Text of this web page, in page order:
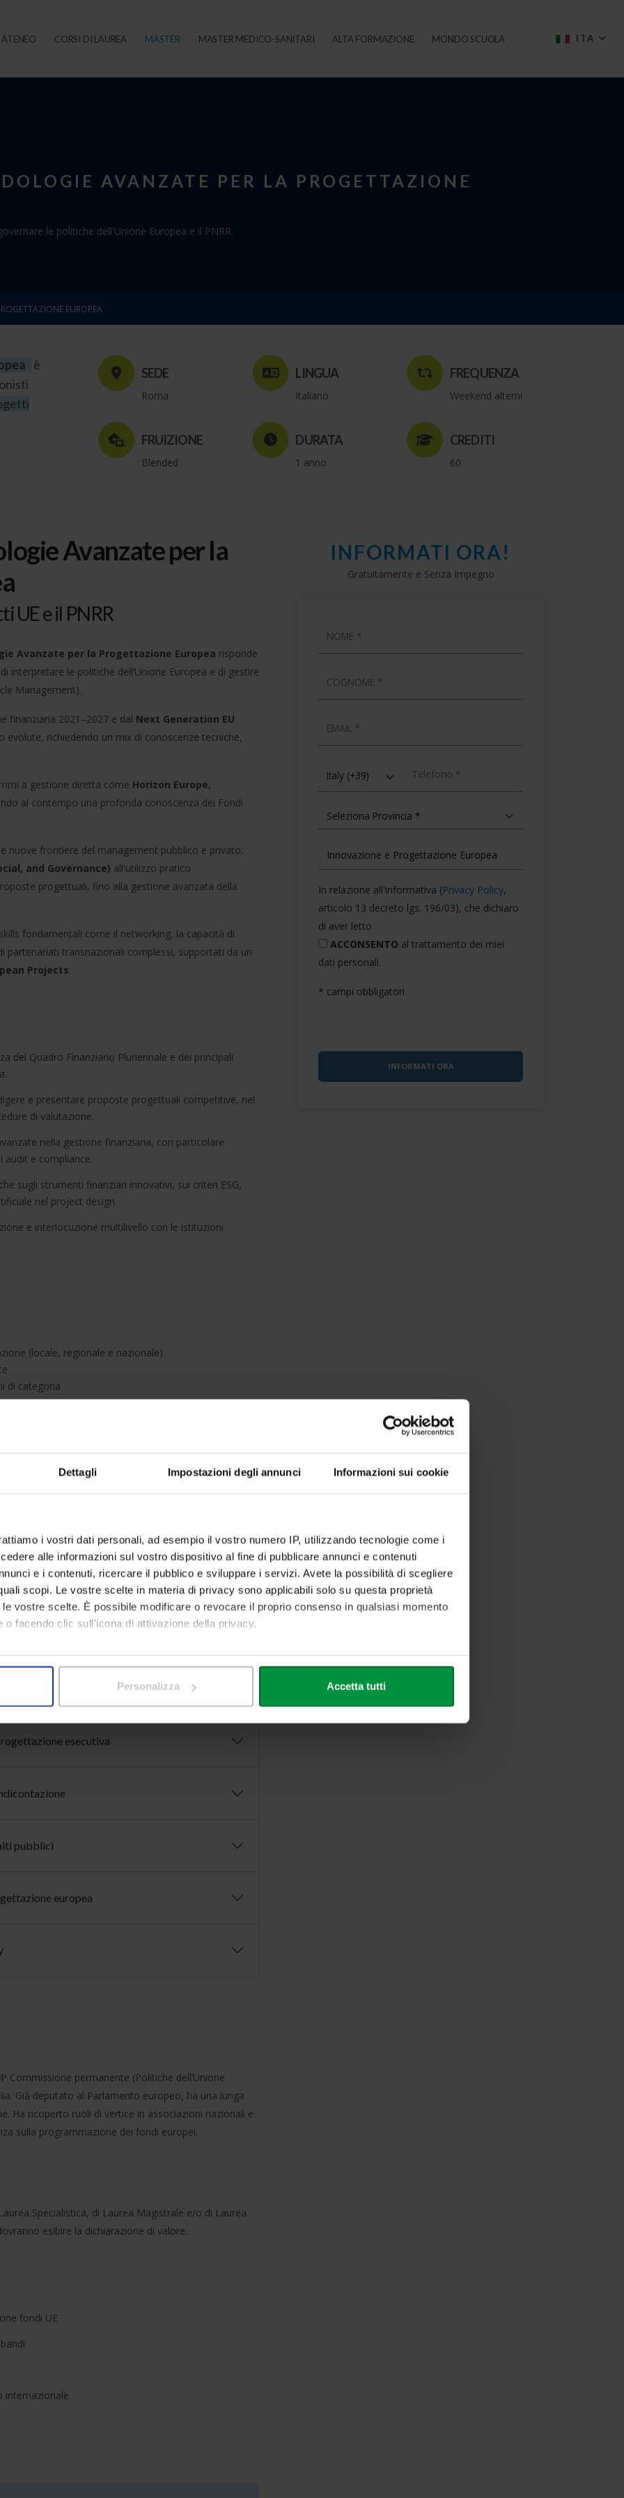
Dettagli Impostazioni degli annunci Informazioni sui cookie
i vostri dati personali, ad esempio il vostro numero IP, utilizzando tecnologie come i
alle informazioni sul vostro dispositivo al fine di pubblicare annunci e contenuti
e i contenuti, ricercare il pubblico e sviluppare i servizi. Avete la possibilità di scegliere
scopi. Le vostre scelte in materia di privacy sono applicabili solo su questa proprietà
vostre scelte. È possibile modificare o revocare il proprio consenso in qualsiasi momento
o facendo clic sull'icona di attivazione della privacy.
anche:
scansionandolo attivamente alla ricerca di caratteristiche specifiche (impronte
in qualsiasi momento dalla Dichiarazione sui cookie.
informazioni sul modo in cui utilizza il nostro sito con i nostri partner che si occupano
Personalizza Accetta tutti
ATENEO CORSI DI LAUREA MASTER MASTER MEDICO-SANITARI ALTA FORMAZIONE MONDO SCUOLA ITA
AVANZATE PER LA PROGETTAZIONE
le politiche dell'Unione Europea e il PNRR.
EUROPEA
è
SEDE
Roma
LINGUA
Italiano
FREQUENZA
Weekend alterni
FRUIZIONE
Blended
DURATA
1 anno
CREDITI
60
Avanzate per la
UE e il PNRR
Avanzate per la Progettazione Europea risponde
interpretare le politiche dell’Unione Europea e di gestire
Management).
finanziaria 2021–2027 e dal Next Generation EU
richiedendo un mix di conoscenze tecniche,
a gestione diretta come Horizon Europe,
al contempo una profonda conoscenza dei Fondi
nuove frontiere del management pubblico e privato:
and Governance) all'utilizzo pratico
progettuali, fino alla gestione avanzata della
fondamentali come il networking, la capacità di
partenariati transnazionali complessi, supportati da un
Projects.
del Quadro Finanziario Pluriennale e dei principali
e presentare proposte progettuali competitive, nel
di valutazione.
nella gestione finanziaria, con particolare
audit e compliance.
sugli strumenti finanziari innovativi, sui criteri ESG,
nel project design.
e interlocuzione multilivello con le istituzioni
(locale, regionale e nazionale)
di categoria
in modalitàBlended, con lezioni nel weekend
la partecipazione di lavoratori e professionisti.
2027 e sua attuazione
2028/2034
esecutiva
pubblici
europea
Commissione permanente (Politiche dell’Unione
Già deputato al Parlamento europeo, ha una lunga
Ha ricoperto ruoli di vertice in associazioni nazionali e
sulla programmazione dei fondi europei.
Specialistica, di Laurea Magistrale e/o di Laurea
esibire la dichiarazione di valore.
fondi UE
internazionale
INFORMATI ORA!
Gratuitamente e Senza Impegno
NOME
COGNOME
EMAIL
TELEFONO
In relazione all'informativa (Privacy Policy,
articolo 13 decreto lgs. 196/03), che dichiaro
di aver letto
ACCONSENTO al trattamento dei miei
dati personali.
* campi obbligatori